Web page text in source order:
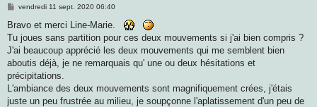
M
s
a
g
vendredi 11 sept. 2020 06:40
Bravo et merci Line-Marie.
Tu joues sans partition pour ces deux mouvements si j'ai bien compris ?
J'ai beaucoup apprécié les deux mouvements qui me semblent bien
aboutis déjà, je ne remarquais qu' une ou deux hésitations et
précipitations.
L'ambiance des deux mouvements sont magnifiquement crées, j'étais
juste un peu frustrée au milieu, je soupçonne l'aplatissement d'un peu de